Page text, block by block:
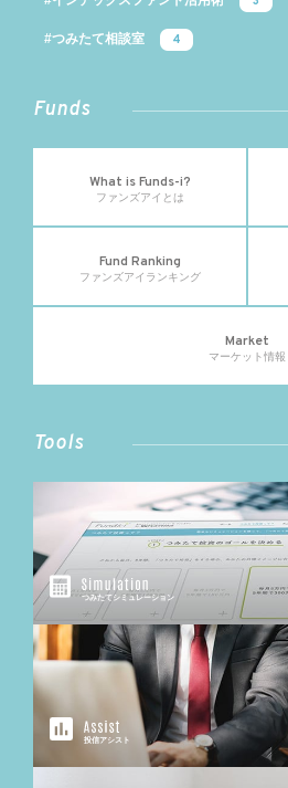
#つみたて相談室 4
Funds
What is Funds-i?
ファンズアイとは
Fund Ranking
ファンズアイランキング
Market
マーケット情報
Tools
つみたてシミュレーション
投信アシスト